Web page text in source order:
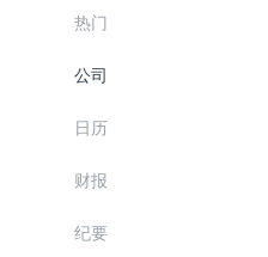
热门
公司
日历
财报
纪要